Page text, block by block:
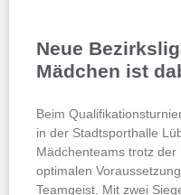
Neue
Mädchen ist
Beim
in der Stadtsporthalle
Mädchenteams trotz
optimalen
Teamgeist. Mit zwei